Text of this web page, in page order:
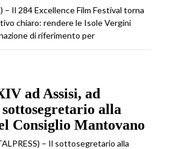
– Il 284 Excellence Film Festival torna
chiaro: rendere le Isole Vergini
di riferimento per
ad Assisi, ad
alla
Consiglio Mantovano
– Il sottosegretario alla